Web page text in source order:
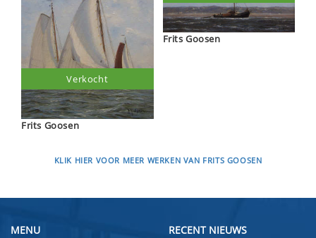
Frits Goosen
Verkocht
Frits Goosen
KLIK HIER VOOR MEER WERKEN VAN FRITS GOOSEN
MENU RECENT NIEUWS